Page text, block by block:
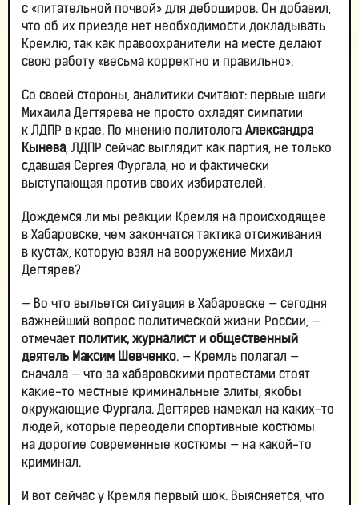
с «питательной почвой» для дебоширов. Он добавил,
что об их приезде нет необходимости докладывать
Кремлю, так как правоохранители на месте делают
свою работу «весьма корректно и правильно».
Со своей стороны, аналитики считают: первые шаги
Михаила Дегтярева не просто охладят симпатии
к ЛДПР в крае. По мнению политолога Александра
Кынева, ЛДПР сейчас выглядит как партия, не только
сдавшая Сергея Фургала, но и фактически
выступающая против своих избирателей.
Дождемся ли мы реакции Кремля на происходящее
в Хабаровске, чем закончатся тактика отсиживания
в кустах, которую взял на вооружение Михаил
Дегтярев?
— Во что выльется ситуация в Хабаровске — сегодня
важнейший вопрос политической жизни России, —
отмечает политик, журналист и общественный
деятель Максим Шевченко. — Кремль полагал —
сначала — что за хабаровскими протестами стоят
какие-то местные криминальные элиты, якобы
окружающие Фургала. Дегтярев намекал на каких-то
людей, которые переодели спортивные костюмы
на дорогие современные костюмы — на какой-то
криминал.
И вот сейчас у Кремля первый шок. Выясняется, что